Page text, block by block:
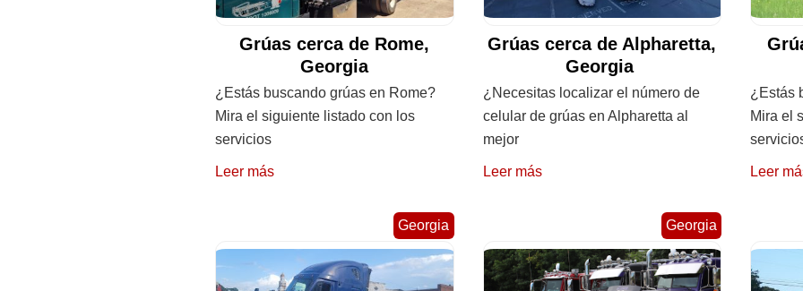
Grúas cerca de Rome,
Georgia
¿Estás buscando grúas en Rome?
Mira el siguiente listado con los
servicios
Leer más
Grúas cerca de Alpharetta,
Georgia
¿Necesitas localizar el número de
celular de grúas en Alpharetta al
mejor
Leer más
¿Estás
Mira el
Leer
Georgia Georgia